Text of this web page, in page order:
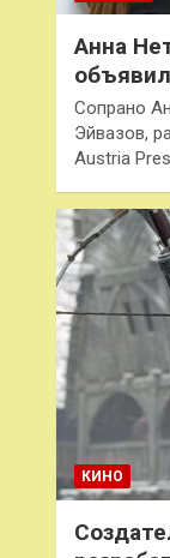
Анна
Сопрано
Эйвазов,
Austria
КИНО